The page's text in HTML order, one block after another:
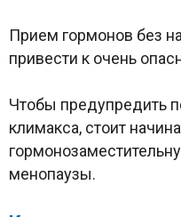
Прием гормонов без
привести к очень
Чтобы предупредить
климакса, стоит
менопаузы.